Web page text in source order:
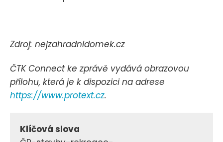
Zdroj: nejzahradnidomek.cz
ČTK Connect ke zprávě vydává obrazovou
přílohu, která je k dispozici na adrese
https://www.protext.cz.
Klíčová slova